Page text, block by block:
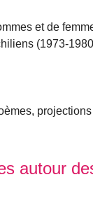
et de
(1973-
autour